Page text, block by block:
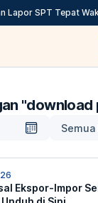
SPT Tepat
"download
Semua
Ekspor-Impor